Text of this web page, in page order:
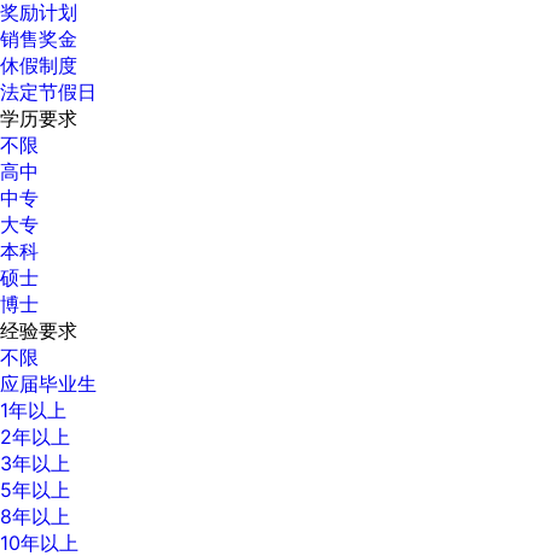
奖励计划
销售奖金
休假制度
法定节假日
学历要求
不限
高中
中专
大专
本科
硕士
博士
经验要求
不限
应届毕业生
1年以上
2年以上
3年以上
5年以上
8年以上
10年以上